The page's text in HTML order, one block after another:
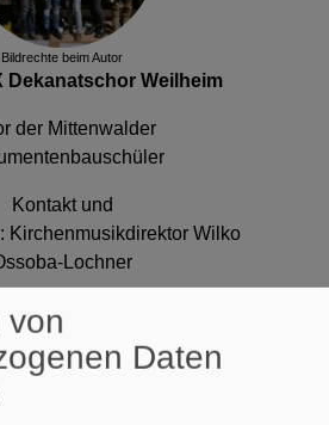
Bildrechte beim Autor
Dekanatschor Weilheim
der Mittenwalder
Kontakt und
Kirchenmusikdirektor Wilko
Lochner
von
Daten